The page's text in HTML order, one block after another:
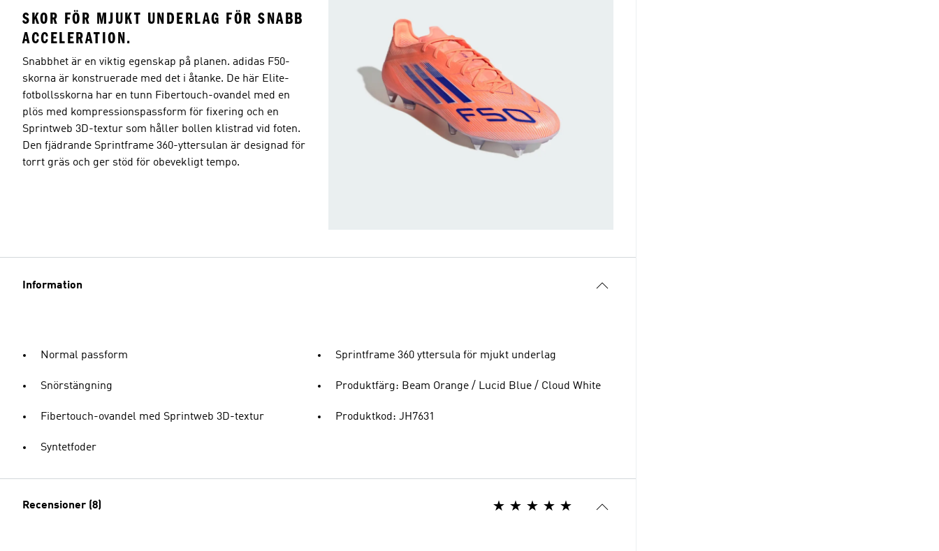
SKOR FÖR MJUKT UNDERLAG FÖR SNABB
ACCELERATION.
Snabbhet är en viktig egenskap på planen. adidas F50-
skorna är konstruerade med det i åtanke. De här Elite-
fotbollsskorna har en tunn Fibertouch-ovandel med en
plös med kompressionspassform för fixering och en
Sprintweb 3D-textur som håller bollen klistrad vid foten.
Den fjädrande Sprintframe 360-yttersulan är designad för
torrt gräs och ger stöd för obevekligt tempo.
Information
Normal passform
Snörstängning
Fibertouch-ovandel med Sprintweb 3D-textur
Syntetfoder
Sprintframe 360 yttersula för mjukt underlag
Produktfärg: Beam Orange / Lucid Blue / Cloud White
Produktkod: JH7631
Recensioner (8)